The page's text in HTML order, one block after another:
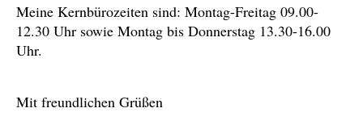
Meine Kernbürozeiten sind: Montag-Freitag 09.00-
12.30 Uhr sowie Montag bis Donnerstag 13.30-16.00
Uhr.
Mit freundlichen Grüßen